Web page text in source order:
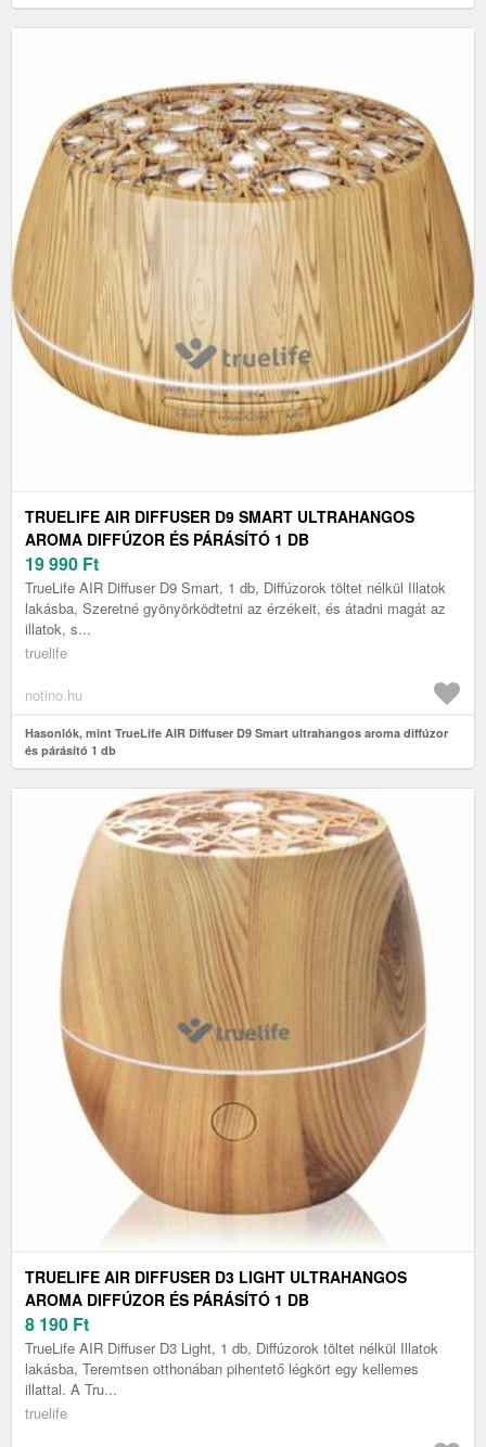
TRUELIFE AIR DIFFUSER D9 SMART ULTRAHANGOS
AROMA DIFFÚZOR ÉS PÁRÁSÍTÓ 1 DB
19 990 Ft
TrueLife AIR Diffuser D9 Smart, 1 db, Diffúzorok töltet nélkül Illatok
lakásba, Szeretné gyönyörködtetni az érzékeit, és átadni magát az
illatok, s...
truelife
notino.hu
Hasonlók, mint TrueLife AIR Diffuser D9 Smart ultrahangos aroma diffúzor
és párásító 1 db
TRUELIFE AIR DIFFUSER D3 LIGHT ULTRAHANGOS
AROMA DIFFÚZOR ÉS PÁRÁSÍTÓ 1 DB
8 190 Ft
TrueLife AIR Diffuser D3 Light, 1 db, Diffúzorok töltet nélkül Illatok
lakásba, Teremtsen otthonában pihentető légkört egy kellemes
illattal. A Tru...
truelife